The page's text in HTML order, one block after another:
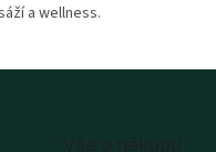
a wellness.